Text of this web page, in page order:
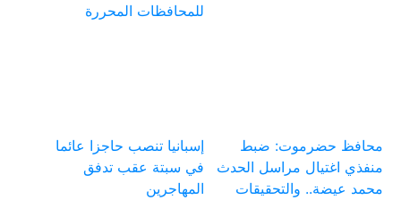
للمحافظات المحررة
محافظ حضرموت: ضبط
منفذي اغتيال مراسل الحدث
محمد عيضة.. والتحقيقات
إسبانيا تنصب حاجزا عائما
في سبتة عقب تدفق
المهاجرين